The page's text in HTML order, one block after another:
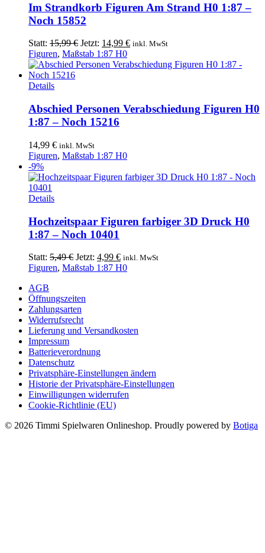
Im Strandkorb Figuren Am Strand H0 1:87 –
Noch 15852
Statt: 15,99€ Ursprünglicher
Preis
war:
Jetzt: 14,99 €Aktueller
ist:
inkl. MwSt
Figuren, Maßstab 1:87 H0
Details
Abschied Personen Verabschiedung Figuren H0
1:87 – Noch 15216
14,99 € inkl. MwSt
Figuren, Maßstab 1:87 H0
-9%
Details
Hochzeitspaar Figuren farbiger 3D Druck H0
1:87 – Noch 10401
Statt: 5,49€ Ursprünglicher
Preis
Jetzt: 4,99 €Aktueller
Preis
inkl. MwSt
Figuren, Maßstab 1:87 H0
AGB
Öffnungszeiten
Zahlungsarten
Widerrufsrecht
Lieferung und Versandkosten
Impressum
Batterieverordnung
Datenschutz
Privatsphäre-Einstellungen ändern
Historie der Privatsphäre-Einstellungen
Einwilligungen widerrufen
Cookie-Richtlinie (EU)
© 2026 Timmi Spielwaren Onlineshop. Proudly powered by Botiga